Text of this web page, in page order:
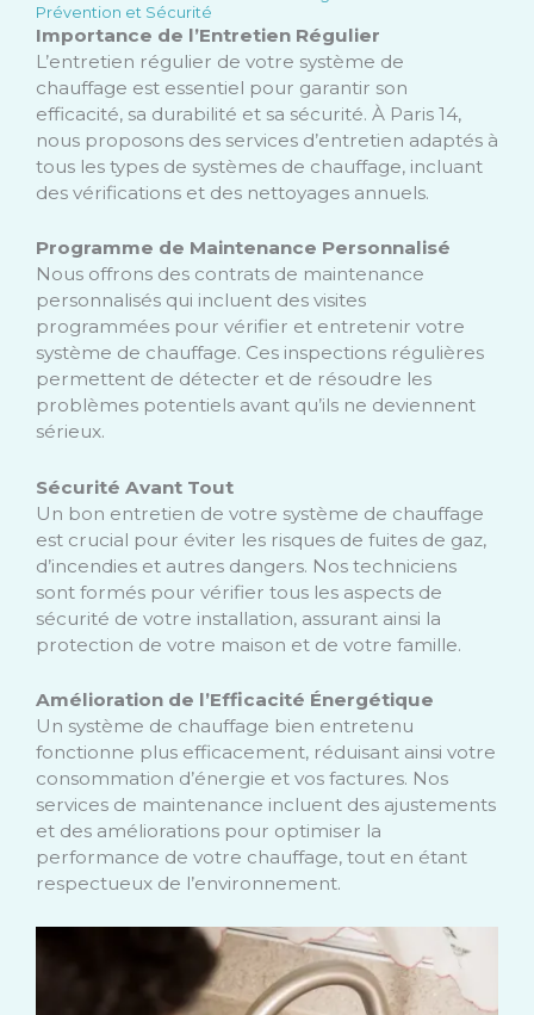
Prévention et Sécurité
Importance de l’Entretien Régulier
L’entretien régulier de votre système de
chauffage est essentiel pour garantir son
efficacité, sa durabilité et sa sécurité. À Paris 14,
nous proposons des services d’entretien adaptés à
tous les types de systèmes de chauffage, incluant
des vérifications et des nettoyages annuels.
Programme de Maintenance Personnalisé
Nous offrons des contrats de maintenance
personnalisés qui incluent des visites
programmées pour vérifier et entretenir votre
système de chauffage. Ces inspections régulières
permettent de détecter et de résoudre les
problèmes potentiels avant qu’ils ne deviennent
sérieux.
Sécurité Avant Tout
Un bon entretien de votre système de chauffage
est crucial pour éviter les risques de fuites de gaz,
d’incendies et autres dangers. Nos techniciens
sont formés pour vérifier tous les aspects de
sécurité de votre installation, assurant ainsi la
protection de votre maison et de votre famille.
Amélioration de l’Efficacité Énergétique
Un système de chauffage bien entretenu
fonctionne plus efficacement, réduisant ainsi votre
consommation d’énergie et vos factures. Nos
services de maintenance incluent des ajustements
et des améliorations pour optimiser la
performance de votre chauffage, tout en étant
respectueux de l’environnement.